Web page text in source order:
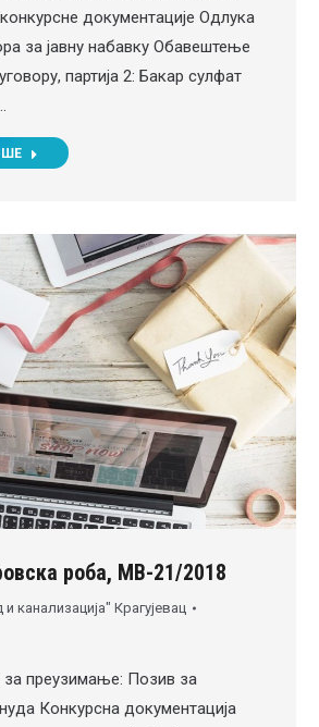
документације Одлука
за јавну набавку Обавештење
партија 2: Бакар сулфат
роба, МВ-21/2018
канализација" Крагујевац
за преузимање: Позив за
Конкурсна документација